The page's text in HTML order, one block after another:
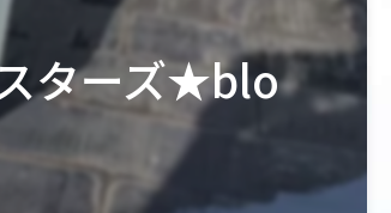
ターズ★blo